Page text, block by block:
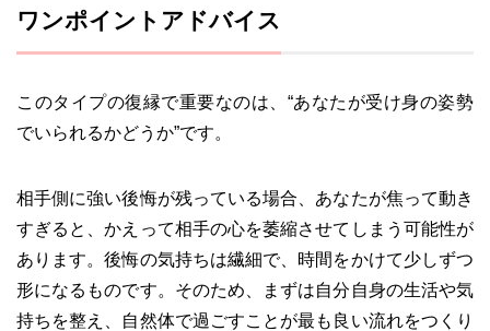
ワンポイントアドバイス
このタイプの復縁で重要なのは、“あなたが受け身の姿勢
でいられるかどうか”です。
相手側に強い後悔が残っている場合、あなたが焦って動き
すぎると、かえって相手の心を萎縮させてしまう可能性が
あります。後悔の気持ちは繊細で、時間をかけて少しずつ
形になるものです。そのため、まずは自分自身の生活や気
持ちを整え、自然体で過ごすことが最も良い流れをつくり